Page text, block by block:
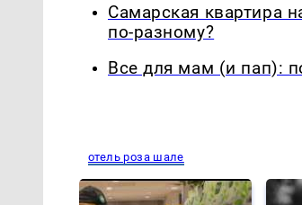
Самарская квартира
по-разному?
Все для мам (и пап):
отель роза шале